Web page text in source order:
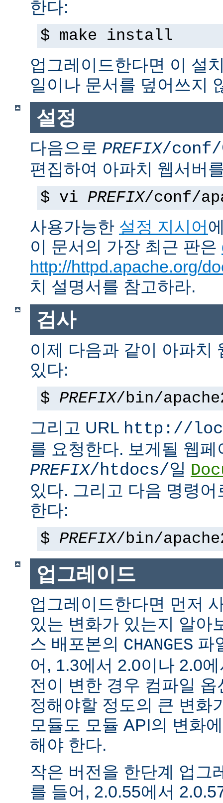
한다:
$ make install
업그레이드한다면 이 설
일이나 문서를 덮어쓰지
설정
다음으로 PREFIX/conf/
편집하여 아파치 웹서버
$ vi PREFIX/conf/
사용가능한 설정 지시어
이 문서의 가장 최근 판은
http://httpd.apache.org/
치 설명서를 참고하라.
검사
이제 다음과 같이 아파치
있다:
$ PREFIX/bin/
그리고 URL http://
를 요청한다. 보게될 웹
PREFIX/htdocs/일
있다. 그리고 다음 명령
한다:
$ PREFIX/bin/
업그레이드
업그레이드한다면 먼저
있는 변화가 있는지 알아
스 배포본의 CHANGES 파
어, 1.3에서 2.0이나 2.0
전이 변한 경우 컴파일
정해야할 정도의 큰 변화
모듈도 모듈 API의 변화
해야 한다.
작은 버전을 한단계 업그
를 들어, 2.0.55에서